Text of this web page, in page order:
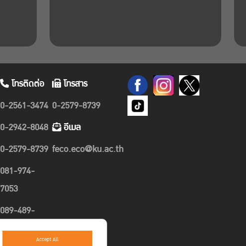
โทรติดต่อ
0-2561-3474
0-2942-8048
0-2579-8739
081-974-
7053
089-489-
1635
โทรสาร
0-2579-8739
อีเมล
feco.eco@ku.ac.th
Accept All